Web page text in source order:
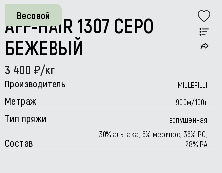
Весовой
AFF-HAIR 1307 СЕРО
БЕЖЕВЫЙ
3 400 /кг
Производитель MILLEFILLI
Метраж 900м/100г
Тип пряжи вспушенная
Состав
30% альпака, 6% меринос, 36% РС,
28% РА